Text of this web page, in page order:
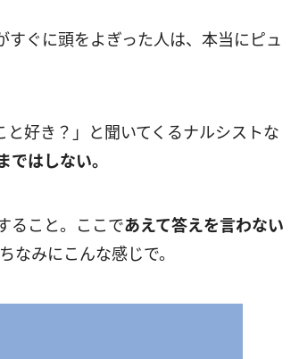
ぐに頭をよぎった人は、本当にピュ
好き？」と聞いてくるナルシストな
はしない。
ること。ここであえて答えを言わない
なみにこんな感じで。